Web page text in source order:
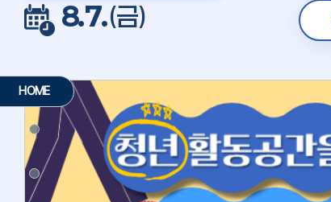
8.7.(금)
HOME